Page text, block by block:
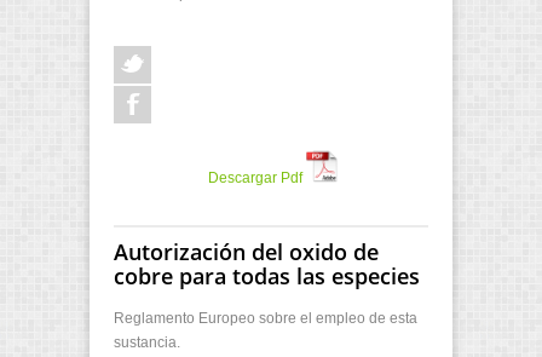
Descargar Pdf
Autorización del oxido de
cobre para todas las especies
Reglamento Europeo sobre el empleo de esta
sustancia.